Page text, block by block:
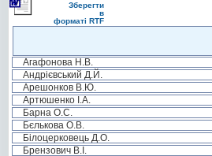
Зберегти
в
форматі RTF
Агафонова Н.В.
Андрієвський Д.Й.
Арешонков В.Ю.
Артюшенко І.А.
Барна О.С.
Бєлькова О.В.
Білоцерковець Д.О.
Брензович В.І.